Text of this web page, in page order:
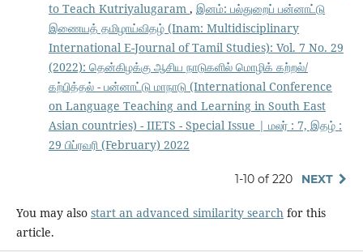
to Teach Kutriyalugaram , இனம்: பல்துறைப் பன்னாட்டு
இணையத் தமிழாய்விதழ் (Inam: Multidisciplinary
International E-Journal of Tamil Studies): Vol. 7 No. 29
(2022): தென்கிழக்கு ஆசிய நாடுகளில் மொழிக் கற்றல்/
கற்பித்தல் - பன்னாட்டு மாநாடு (International Conference
on Language Teaching and Learning in South East
Asian countries) - IIETS - Special Issue | மலர் : 7, இதழ் :
29 பிப்ரவரி (February) 2022
1-10 of 220 NEXT
You may also start an advanced similarity searchfor this
article.